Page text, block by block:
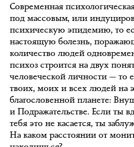
Современная
под массовым, или
психическую эпидемию, то
настоящую болезнь,
количество людей
психоз строится на двух
человеческой личности — то
твоих, моих и всех людей на
благословенной планете:
и Подражательстве. Если ты
тебя это не касается, ты
На каком расстоянии от